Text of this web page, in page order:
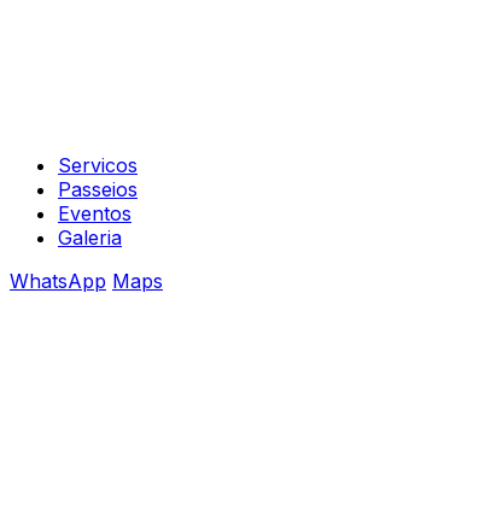
Servicos
Passeios
Eventos
Galeria
WhatsApp Maps